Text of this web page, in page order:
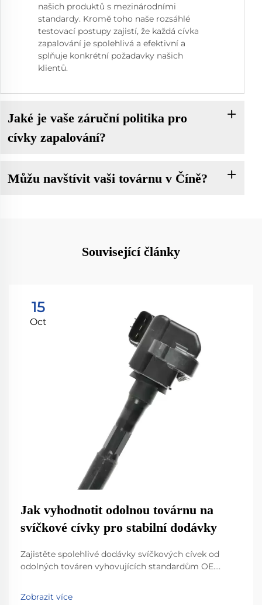
našich produktů s mezinárodními
standardy. Kromě toho naše rozsáhlé
testovací postupy zajistí, že každá cívka
zapalování je spolehlivá a efektivní a
splňuje konkrétní požadavky našich
klientů.
Jaké je vaše záruční politika pro
cívky zapalování?
Můžu navštívit vaši továrnu v Číně?
Související články
15
Oct
Jak vyhodnotit odolnou továrnu na
svíčkové cívky pro stabilní dodávky
Zajistěte spolehlivé dodávky svíčkových cívek od
odolných továren vyhovujících standardům OE.
materiálů, které zaručují stabilitu. Požádejte ještě
Zobrazit více